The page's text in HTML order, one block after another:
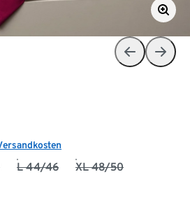
L 44/46 XL 48/50